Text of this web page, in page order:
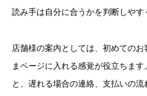
読み手は自分に合うかを判断しやす
店舗様の案内としては、初めての
まページに入れる感覚が役立ちま
と、遅れる場合の連絡、支払いの